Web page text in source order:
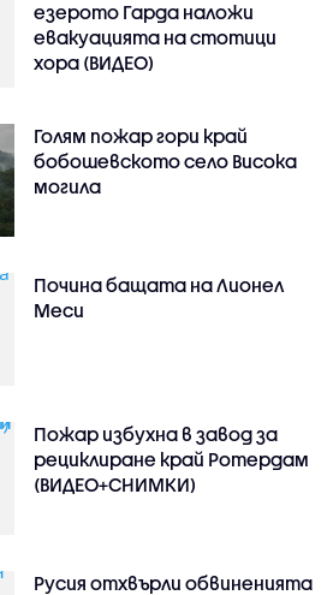
езерото Гарда наложи
евакуацията на стотици
хора (ВИДЕО)
Голям пожар гори край
бобошевското село Висока
могила
Почина бащата на Лионел
Меси
Пожар избухна в завод за
рециклиране край Ротердам
(ВИДЕО+СНИМКИ)
Русия отхвърли обвиненията